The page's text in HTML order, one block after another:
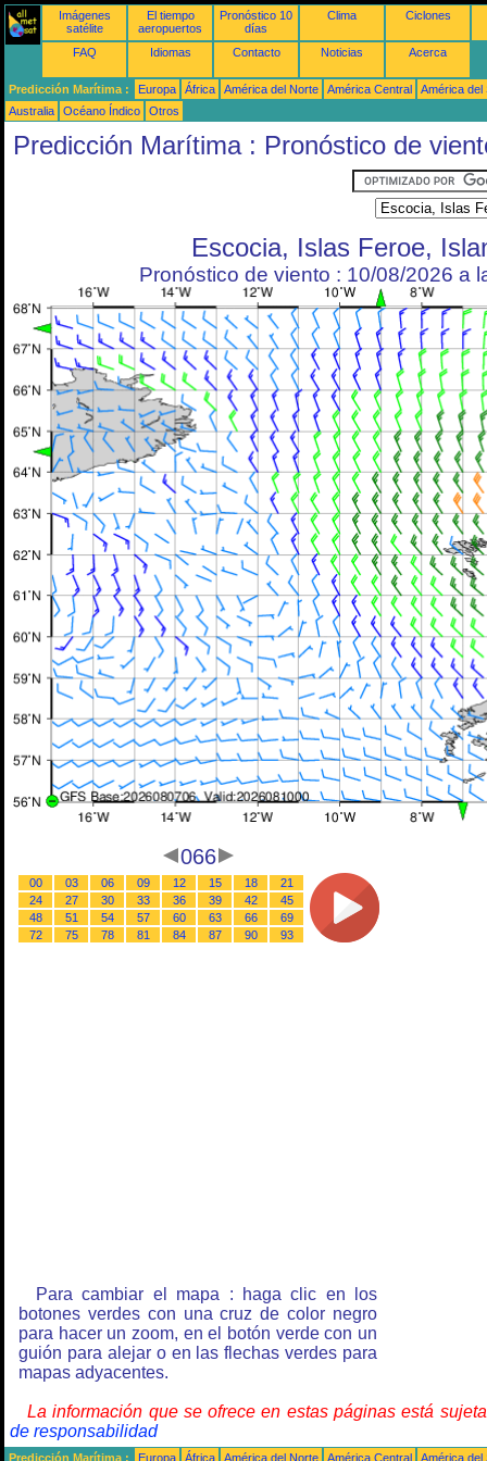
Imágenes
satélite
El tiempo
aeropuertos
Pronóstico 10
días
Clima Ciclones
FAQ Idiomas Contacto Noticias Acerca
Predicción Marítima : Europa África América del Norte América Central
América del
Australia
Océano Índico Otros
Predicción Marítima : Pronóstico de
Escocia, Islas Feroe,
Pronóstico de viento : 10/08/2026 a
066
00 03 06 09 12 15 18
21
24
27 30 33 36 39 42
45
48
51 54 57 60 63 66
69
72
75 78 81 84 87 90 93
Para cambiar el mapa : haga clic en los
botones verdes con una cruz de color negro
para hacer un zoom, en el botón verde con un
guión para alejar o en las flechas verdes para
mapas adyacentes.
La información que se ofrece en estas páginas está
de responsabilidad
Predicción Marítima : Europa África América del Norte América Central
América del